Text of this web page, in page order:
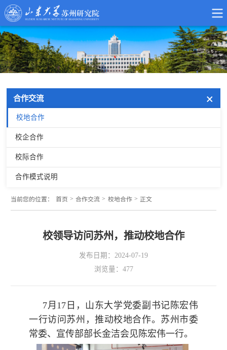
合作交流
校地合作
校企合作
校际合作
合作模式说明
当前您的位置： 首页 > 合作交流 > 校地合作 > 正文
校领导访问苏州，推动校地合作
发布日期：2024-07-19
浏览量： 477
7月17日，山东大学党委副书记陈宏伟
一行访问苏州，推动校地合作。苏州市委
常委、宣传部部长金洁会见陈宏伟一行。